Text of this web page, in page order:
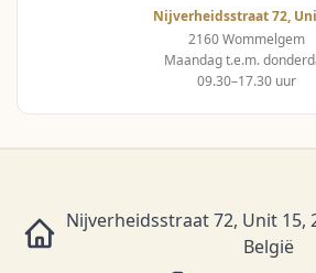
Nijverheidsstraat 72,
2160 Wommelgem
Maandag t.e.m.
09.30–17.30 uur
Nijverheidsstraat 72, Unit 15,
België